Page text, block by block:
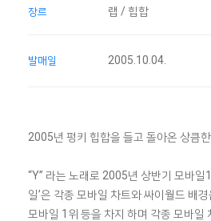
장르 랩 / 힙합
발매일 2005.10.04.
2005년 펑키 힙합을 들고 돌아온 상큼
“Y” 라는 노래로 2005년 상반기 모바일
일’은 각종 모바일 차트와 싸이월드 배
모바일 1위 등을 차지 하며 각종 모바일